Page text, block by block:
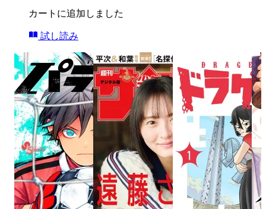
カートに追加しました
試し読み